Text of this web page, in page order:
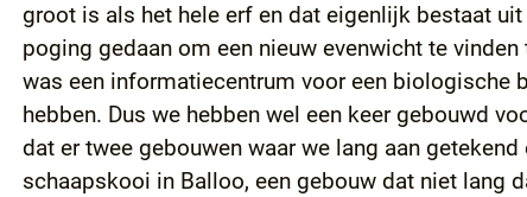
groot is als het hele erf en dat eigenlijk bestaat
poging gedaan om een nieuw evenwicht te
was een informatiecentrum voor een biologische
hebben. Dus we hebben wel een keer gebouwd
dat er twee gebouwen waar we lang aan
schaapskooi in Balloo, een gebouw dat niet lang